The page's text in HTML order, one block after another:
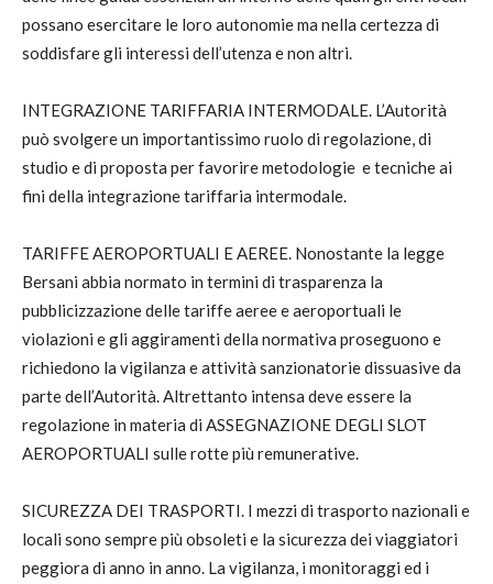
possano esercitare le loro autonomie ma nella certezza di
soddisfare gli interessi dell’utenza e non altri.
INTEGRAZIONE TARIFFARIA INTERMODALE. L’Autorità
può svolgere un importantissimo ruolo di regolazione, di
studio e di proposta per favorire metodologie e tecniche ai
fini della integrazione tariffaria intermodale.
TARIFFE AEROPORTUALI E AEREE. Nonostante la legge
Bersani abbia normato in termini di trasparenza la
pubblicizzazione delle tariffe aeree e aeroportuali le
violazioni e gli aggiramenti della normativa proseguono e
richiedono la vigilanza e attività sanzionatorie dissuasive da
parte dell’Autorità. Altrettanto intensa deve essere la
regolazione in materia di ASSEGNAZIONE DEGLI SLOT
AEROPORTUALI sulle rotte più remunerative.
SICUREZZA DEI TRASPORTI. I mezzi di trasporto nazionali e
locali sono sempre più obsoleti e la sicurezza dei viaggiatori
peggiora di anno in anno. La vigilanza, i monitoraggi ed i